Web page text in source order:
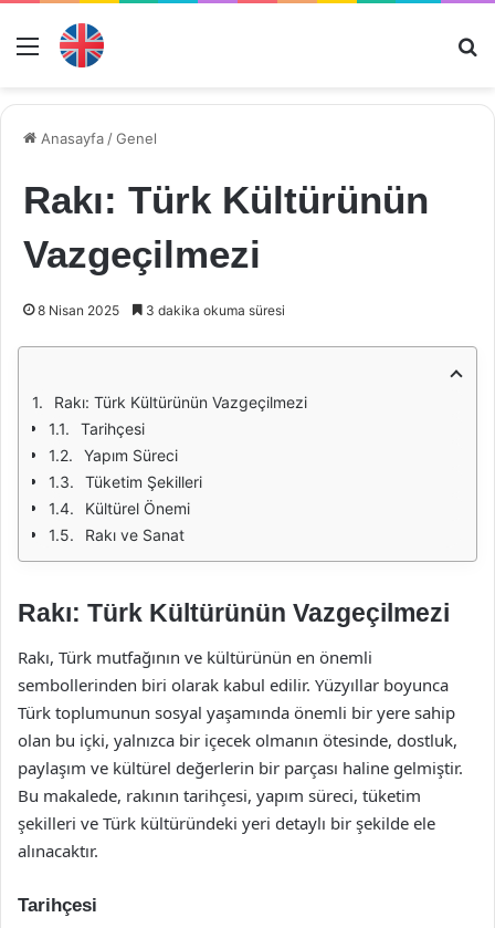
Menü
Anasayfa /Genel
Rakı: Türk Kültürünün
Vazgeçilmezi
8 Nisan 2025 3 dakika okuma süresi
Rakı: Türk Kültürünün Vazgeçilmezi
Tarihçesi
Yapım Süreci
Tüketim Şekilleri
Kültürel Önemi
Rakı ve Sanat
Rakı: Türk Kültürünün Vazgeçilmezi
Rakı, Türk mutfağının ve kültürünün en önemli
sembollerinden biri olarak kabul edilir. Yüzyıllar boyunca
Türk toplumunun sosyal yaşamında önemli bir yere sahip
olan bu içki, yalnızca bir içecek olmanın ötesinde, dostluk,
paylaşım ve kültürel değerlerin bir parçası haline gelmiştir.
Bu makalede, rakının tarihçesi, yapım süreci, tüketim
şekilleri ve Türk kültüründeki yeri detaylı bir şekilde ele
alınacaktır.
Tarihçesi